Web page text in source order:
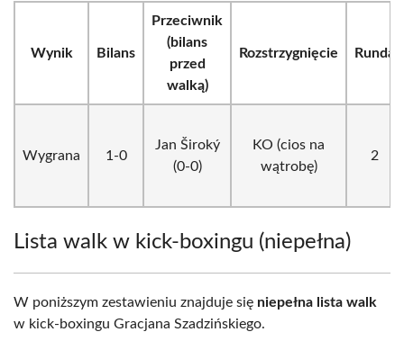
Wynik Bilans
Przeciwnik
(bilans
przed
walką)
Rozstrzygnięcie Runda
Wygrana 1-0
Jan Široký
(0-0)
KO (cios na
wątrobę)
2
Lista walk w kick-boxingu (niepełna)
W poniższym zestawieniu znajduje się niepełna lista walk
w kick-boxingu Gracjana Szadzińskiego.